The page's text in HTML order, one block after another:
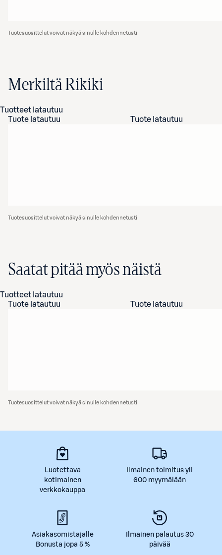
Tuotesuosittelut voivat näkyä sinulle kohdennetusti
Merkiltä Rikiki
Tuotteet latautuu
Tuote latautuu
Tuote latautuu
Tuotesuosittelut voivat näkyä sinulle kohdennetusti
Saatat pitää myös näistä
Tuotteet latautuu
Tuote latautuu
Tuote latautuu
Tuotesuosittelut voivat näkyä sinulle kohdennetusti
Luotettava
kotimainen
verkkokauppa
Ilmainen toimitus yli
600 myymälään
Asiakasomistajalle
Bonusta jopa 5 %
Ilmainen palautus 30
päivää